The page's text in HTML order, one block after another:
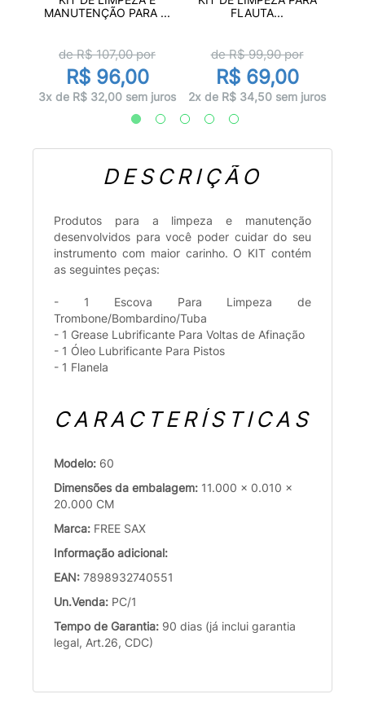
MANUTENÇÃO PARA ...
de R$107,00por
R$ 96,00
3x de R$ 32,00 sem juros
FLAUTA...
de R$99,90por
R$ 69,00
2x de R$ 34,50 sem juros
DESCRIÇÃO
Produtos para a limpeza e manutenção
desenvolvidos para você poder cuidar do seu
instrumento com maior carinho. O KIT contém
as seguintes peças:
- 1 Escova Para Limpeza de
Trombone/Bombardino/Tuba
- 1 Grease Lubrificante Para Voltas de Afinação
- 1 Óleo Lubrificante Para Pistos
- 1 Flanela
CARACTERÍSTICAS
Modelo: 60
Dimensões da embalagem: 11.000 x 0.010 x
20.000 CM
Marca: FREE SAX
Informação adicional:
EAN: 7898932740551
Un.Venda: PC/1
Tempo de Garantia: 90 dias (já inclui garantia
legal, Art.26, CDC)